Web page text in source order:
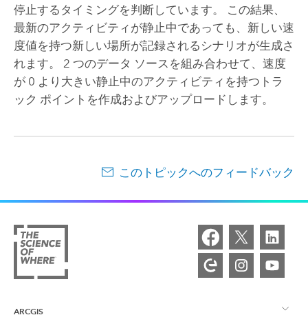
停止するタイミングを判断しています。 この結果、
最新のアクティビティが静止中であっても、新しい速
度値を持つ新しい場所が記録されるシナリオが生成さ
れます。 2 つのデータ ソースを組み合わせて、速度
が 0 より大きい静止中のアクティビティを持つトラ
ック ポイントを作成およびアップロードします。
このトピックへのフィードバック
ARCGIS